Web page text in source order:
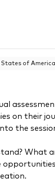
States of America
on their
the
What